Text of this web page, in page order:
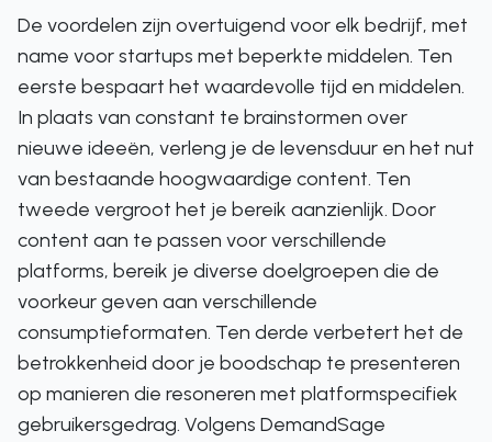
De voordelen zijn overtuigend voor elk bedrijf, met
name voor startups met beperkte middelen. Ten
eerste bespaart het waardevolle tijd en middelen.
In plaats van constant te brainstormen over
nieuwe ideeën, verleng je de levensduur en het nut
van bestaande hoogwaardige content. Ten
tweede vergroot het je bereik aanzienlijk. Door
content aan te passen voor verschillende
platforms, bereik je diverse doelgroepen die de
voorkeur geven aan verschillende
consumptieformaten. Ten derde verbetert het de
betrokkenheid door je boodschap te presenteren
op manieren die resoneren met platformspecifiek
gebruikersgedrag. Volgens DemandSage